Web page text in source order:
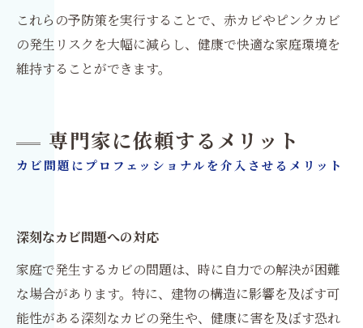
これらの予防策を実行することで、赤カビやピンクカビ
の発生リスクを大幅に減らし、健康で快適な家庭環境を
維持することができます。
専門家に依頼するメリット
カビ問題にプロフェッショナルを介入させるメリット
深刻なカビ問題への対応
家庭で発生するカビの問題は、時に自力での解決が困難
な場合があります。特に、建物の構造に影響を及ぼす可
能性がある深刻なカビの発生や、健康に害を及ぼす恐れ